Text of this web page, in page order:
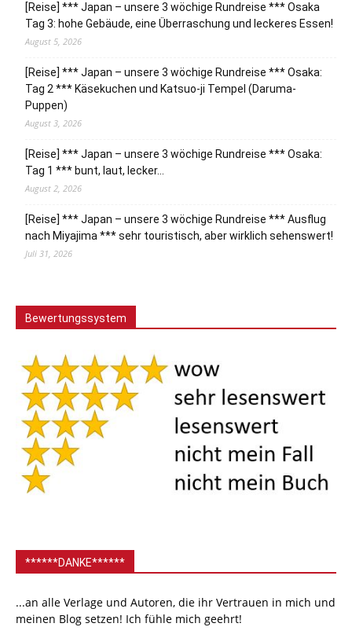
[Reise] *** Japan – unsere 3 wöchige Rundreise *** Osaka
Tag 3: hohe Gebäude, eine Überraschung und leckeres Essen!
August 5, 2026
[Reise] *** Japan – unsere 3 wöchige Rundreise *** Osaka:
Tag 2 *** Käsekuchen und Katsuo-ji Tempel (Daruma-
Puppen)
August 3, 2026
[Reise] *** Japan – unsere 3 wöchige Rundreise *** Osaka:
Tag 1 *** bunt, laut, lecker…
August 2, 2026
[Reise] *** Japan – unsere 3 wöchige Rundreise *** Ausflug
nach Miyajima *** sehr touristisch, aber wirklich sehenswert!
Juli 31, 2026
Bewertungssystem
******DANKE******
...an alle Verlage und Autoren, die ihr Vertrauen in mich und
meinen Blog setzen! Ich fühle mich geehrt!